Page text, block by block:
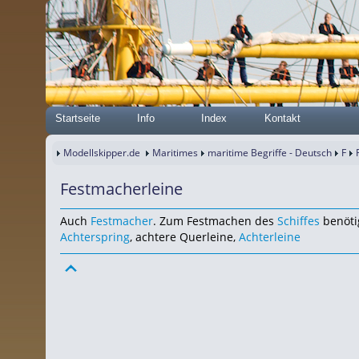
Startseite Info Index Kontakt
Modellskipper.de Maritimes maritime Begriffe - Deutsch F
Festmacherleine
Auch Festmacher. Zum Festmachen des Schiffes
Achterspring, achtere Querleine, Achterleine